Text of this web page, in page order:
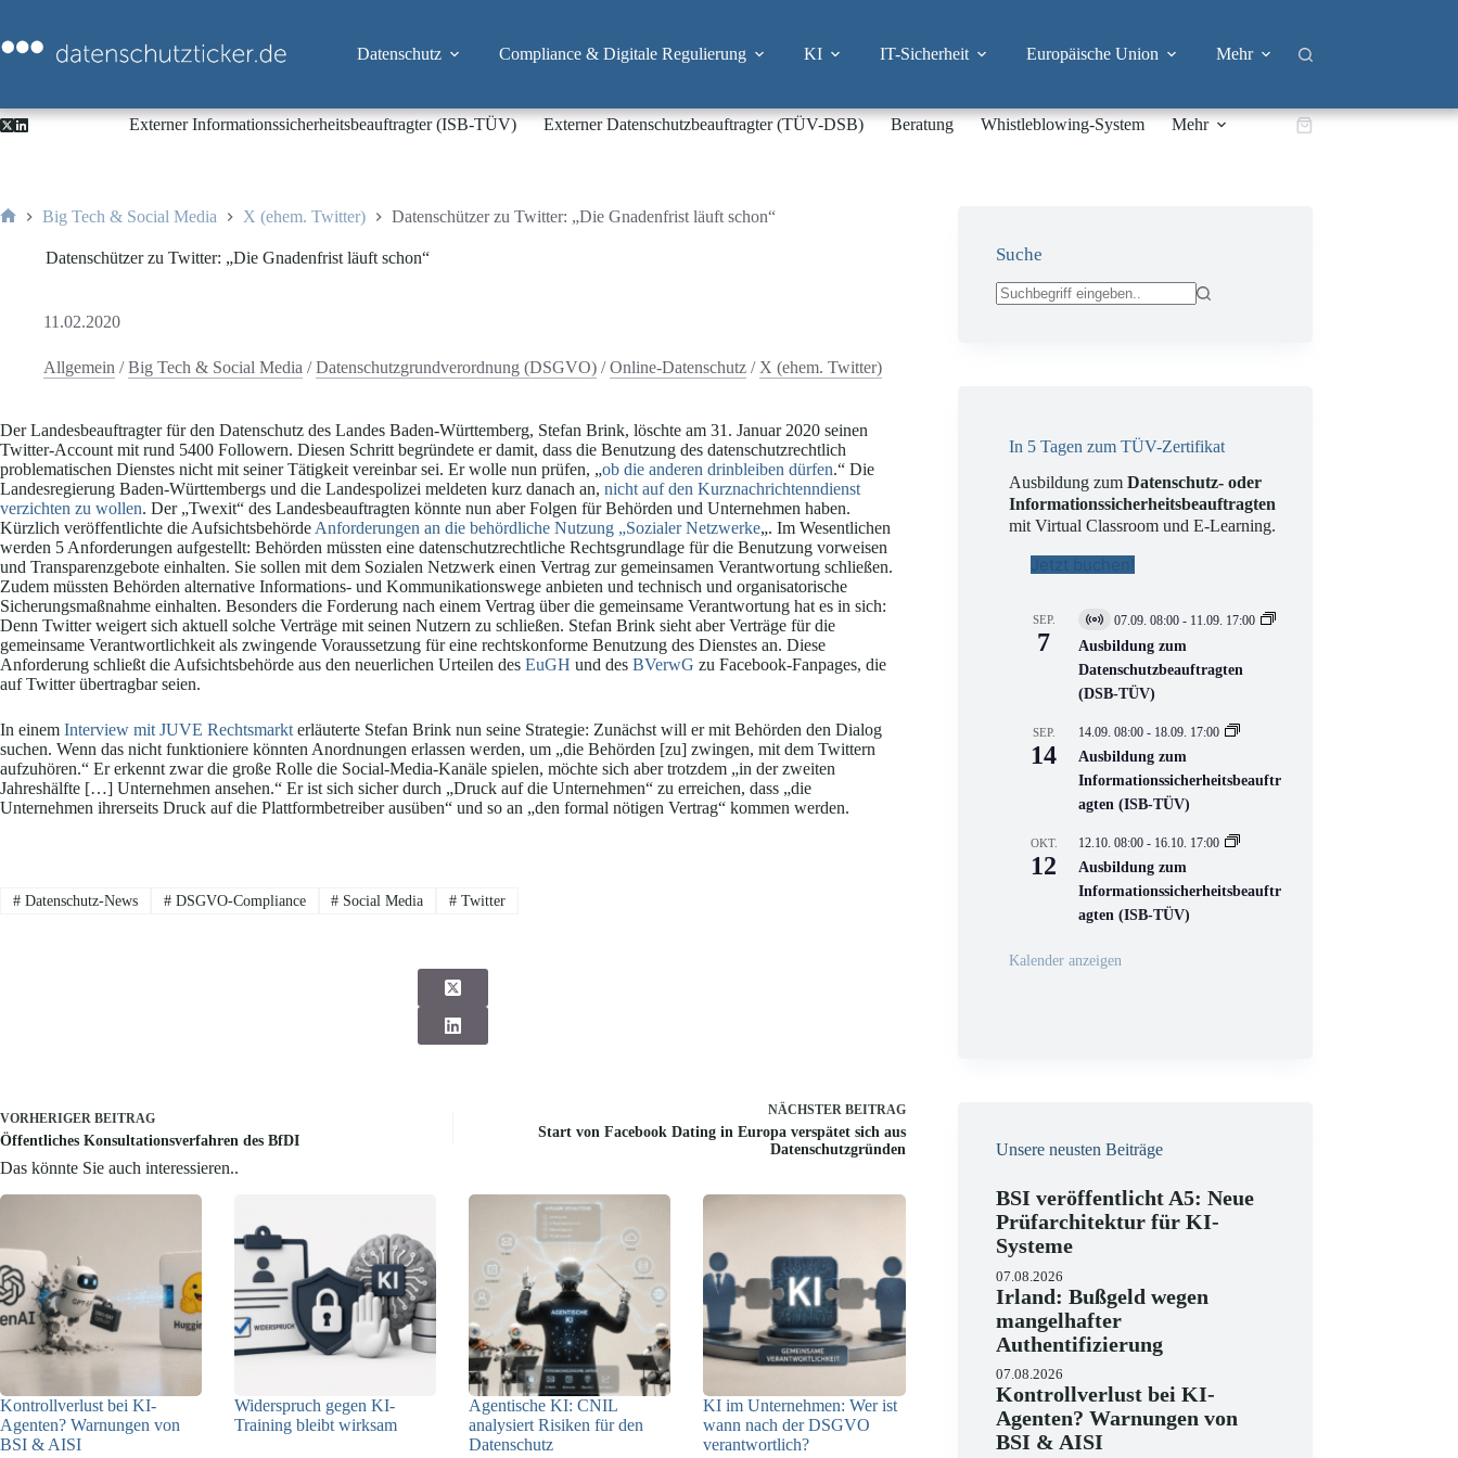
springen
Datenschutz Compliance & Digitale Regulierung KI IT-Sicherheit Europäische Union Mehr
Externer Informationssicherheitsbeauftragter (ISB-TÜV) Externer Datenschutzbeauftragter (TÜV-DSB) Beratung Whistleblowing-System Mehr Warenkorb
Big Tech & Social Media X (ehem. Twitter) Datenschützer zu Twitter: „Die Gnadenfrist läuft schon“
Datenschützer zu Twitter: „Die Gnadenfrist läuft schon“
11.02.2020
Allgemein /Big Tech & Social Media /Datenschutzgrundverordnung (DSGVO) /Online-Datenschutz / X (ehem. Twitter)
Der Landesbeauftragter für den Datenschutz des Landes Baden-Württemberg, Stefan Brink, löschte am 31. Januar 2020 seinen
Twitter-Account mit rund 5400 Followern. Diesen Schritt begründete er damit, dass die Benutzung des datenschutzrechtlich
problematischen Dienstes nicht mit seiner Tätigkeit vereinbar sei. Er wolle nun prüfen, „ob die anderen drinbleiben dürfen.“ Die
Landesregierung Baden-Württembergs und die Landespolizei meldeten kurz danach an, nicht auf den Kurznachrichtenndienst
verzichten zu wollen. Der „Twexit“ des Landesbeauftragten könnte nun aber Folgen für Behörden und Unternehmen haben.
Kürzlich veröffentlichte die Aufsichtsbehörde Anforderungen an die behördliche Nutzung „Sozialer Netzwerke„. Im Wesentlichen
werden 5 Anforderungen aufgestellt: Behörden müssten eine datenschutzrechtliche Rechtsgrundlage für die Benutzung vorweisen
und Transparenzgebote einhalten. Sie sollen mit dem Sozialen Netzwerk einen Vertrag zur gemeinsamen Verantwortung schließen.
Zudem müssten Behörden alternative Informations- und Kommunikationswege anbieten und technisch und organisatorische
Sicherungsmaßnahme einhalten. Besonders die Forderung nach einem Vertrag über die gemeinsame Verantwortung hat es in sich:
Denn Twitter weigert sich aktuell solche Verträge mit seinen Nutzern zu schließen. Stefan Brink sieht aber Verträge für die
gemeinsame Verantwortlichkeit als zwingende Voraussetzung für eine rechtskonforme Benutzung des Dienstes an. Diese
Anforderung schließt die Aufsichtsbehörde aus den neuerlichen Urteilen des EuGH und des BVerwG zu Facebook-Fanpages, die
auf Twitter übertragbar seien.
In einem Interview mit JUVE Rechtsmarkt erläuterte Stefan Brink nun seine Strategie: Zunächst will er mit Behörden den Dialog
suchen. Wenn das nicht funktioniere könnten Anordnungen erlassen werden, um „die Behörden [zu] zwingen, mit dem Twittern
aufzuhören.“ Er erkennt zwar die große Rolle die Social-Media-Kanäle spielen, möchte sich aber trotzdem „in der zweiten
Jahreshälfte […] Unternehmen ansehen.“ Er ist sich sicher durch „Druck auf die Unternehmen“ zu erreichen, dass „die
Unternehmen ihrerseits Druck auf die Plattformbetreiber ausüben“ und so an „den formal nötigen Vertrag“ kommen werden.
#Datenschutz-News #DSGVO-Compliance # Social Media # Twitter
VORHERIGER BEITRAG
Öffentliches Konsultationsverfahren des BfDI
NÄCHSTER BEITRAG
Start von Facebook Dating in Europa verspätet sich aus
Datenschutzgründen
Das könnte Sie auch interessieren..
Kontrollverlust bei KI-
Agenten? Warnungen von
BSI & AISI
Widerspruch gegen KI-
Training bleibt wirksam
Agentische KI: CNIL
analysiert Risiken für den
Datenschutz
KI im Unternehmen: Wer ist
wann nach der DSGVO
verantwortlich?
Suche
In 5 Tagen zum TÜV-Zertifikat
Ausbildung zumDatenschutz- oder
Informationssicherheitsbeauftragten
mit Virtual Classroom und E-Learning.
Jetzt buchen!
SEP.
7
V
i
t
u
l
V
e
r
n
s
t
a
t
n
07.09. 08:00 - 11.09. 17:00
Ausbildung zum
Datenschutzbeauftragten
(DSB-TÜV)
SEP.
14
14.09. 08:00 - 18.09. 17:00
Ausbildung zum
Informationssicherheitsbeauftr
agten (ISB-TÜV)
OKT.
12
12.10. 08:00 - 16.10. 17:00
Ausbildung zum
Informationssicherheitsbeauftr
agten (ISB-TÜV)
Kalender anzeigen
Unsere neusten Beiträge
BSI veröffentlicht A5: Neue
Prüfarchitektur für KI-
Systeme
07.08.2026
Irland: Bußgeld wegen
mangelhafter
Authentifizierung
07.08.2026
Kontrollverlust bei KI-
Agenten? Warnungen von
BSI & AISI